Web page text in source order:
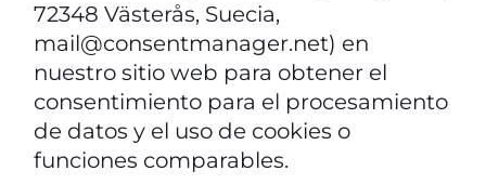
72348 Västerås, Suecia,
mail@consentmanager.net) en
nuestro sitio web para obtener el
consentimiento para el procesamiento
de datos y el uso de cookies o
funciones comparables.